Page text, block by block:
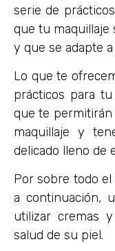
serie de
que tu maquillaje
y que se adapte
Lo que te
prácticos para
que te
maquillaje y
delicado lleno de
Por sobre todo
a continuación,
utilizar cremas
salud de su piel.